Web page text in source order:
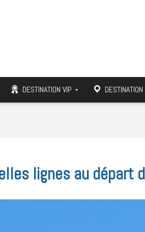
DESTINATION VIP DESTINATION
lignes au départ